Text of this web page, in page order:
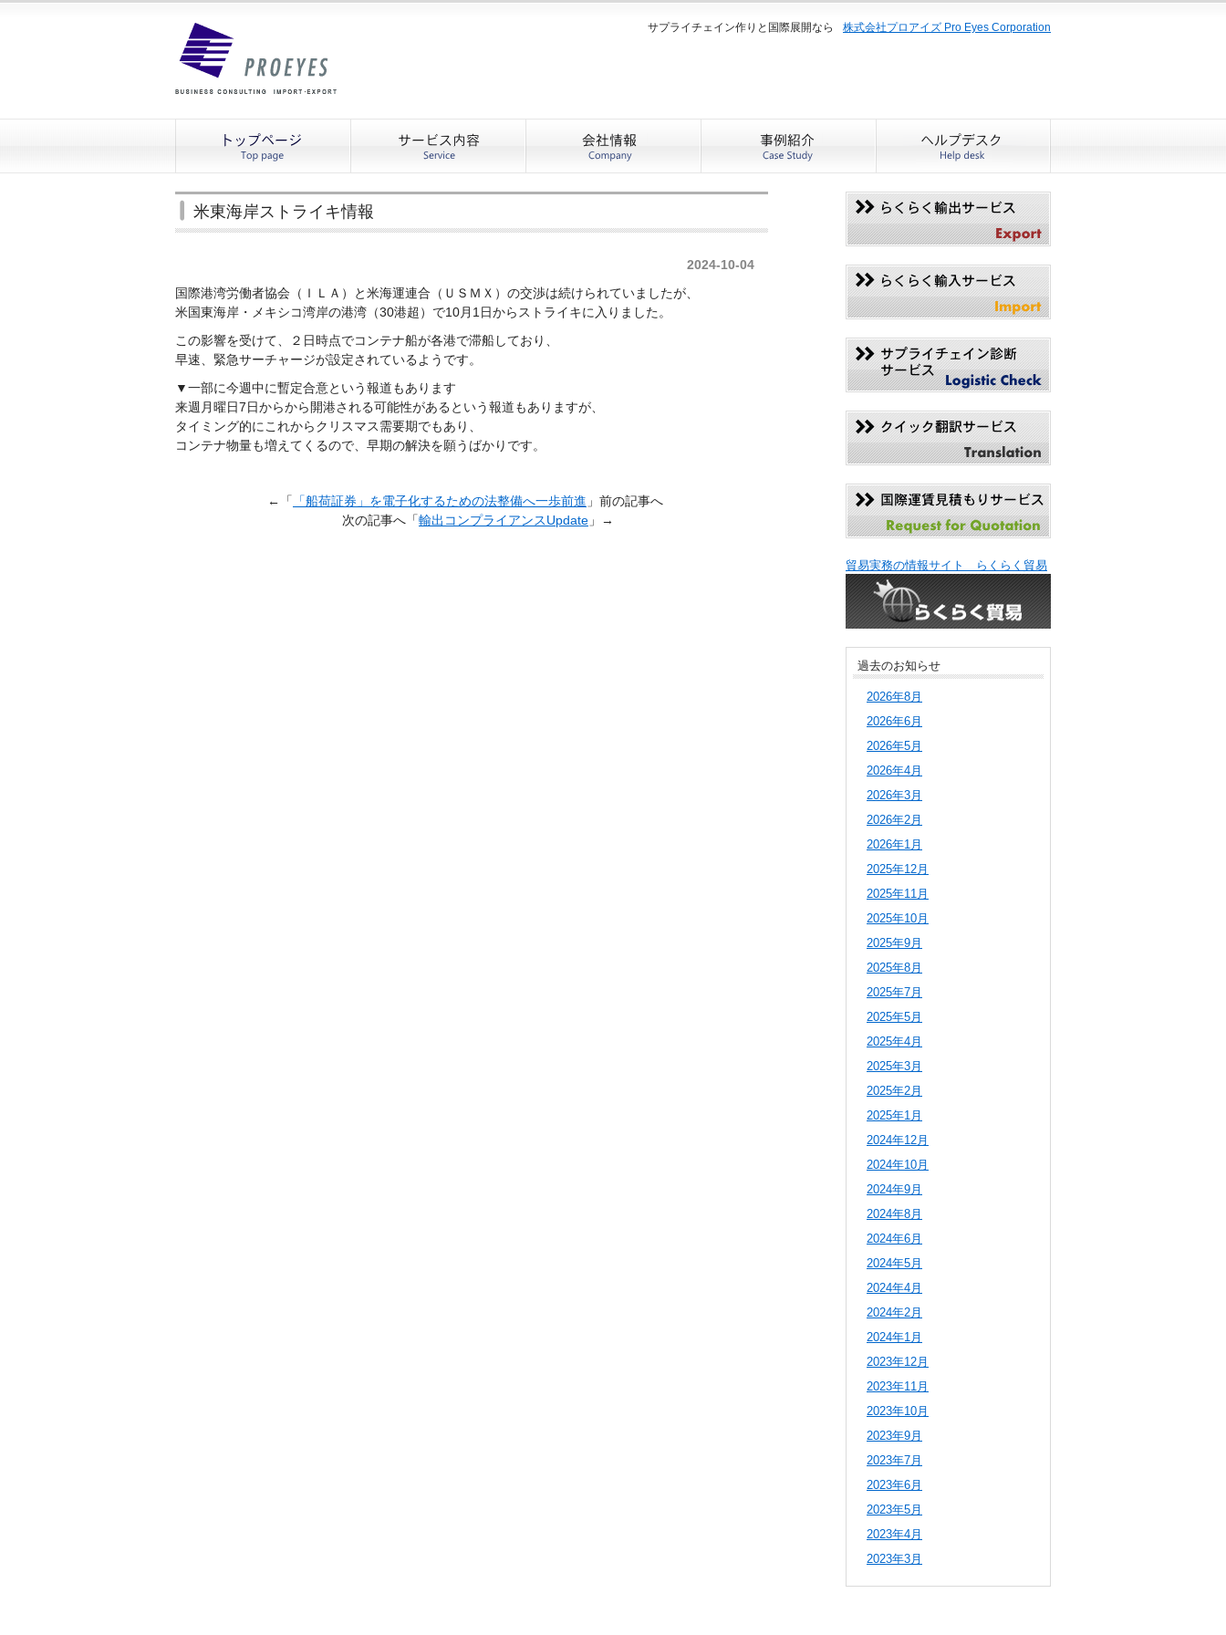
サプライチェイン作りと国際展開なら 株式会社プロアイズ Pro Eyes Corporation
米東海岸ストライキ情報
2024-10-04
国際港湾労働者協会（ＩＬＡ）と米海運連合（ＵＳＭＸ）の交渉は続けられていましたが、
米国東海岸・メキシコ湾岸の港湾（30港超）で10月1日からストライキに入りました。
この影響を受けて、２日時点でコンテナ船が各港で滞船しており、
早速、緊急サーチャージが設定されているようです。
▼一部に今週中に暫定合意という報道もあります
来週月曜日7日からから開港される可能性があるという報道もありますが、
タイミング的にこれからクリスマス需要期でもあり、
コンテナ物量も増えてくるので、早期の解決を願うばかりです。
←「 「船荷証券」を電子化するための法整備へ一歩前進 」前の記事へ
次の記事へ「輸出コンプライアンスUpdate 」→
貿易実務の情報サイト らくらく貿易
過去のお知らせ
2026年8月
2026年6月
2026年5月
2026年4月
2026年3月
2026年2月
2026年1月
2025年12月
2025年11月
2025年10月
2025年9月
2025年8月
2025年7月
2025年5月
2025年4月
2025年3月
2025年2月
2025年1月
2024年12月
2024年10月
2024年9月
2024年8月
2024年6月
2024年5月
2024年4月
2024年2月
2024年1月
2023年12月
2023年11月
2023年10月
2023年9月
2023年7月
2023年6月
2023年5月
2023年4月
2023年3月